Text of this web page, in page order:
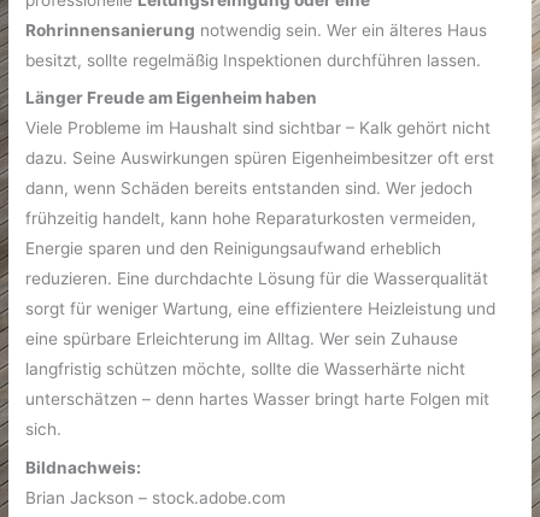
Rohrinnensanierung notwendig sein. Wer ein älteres Haus
besitzt, sollte regelmäßig Inspektionen durchführen lassen.
Länger Freude am Eigenheim haben
Viele Probleme im Haushalt sind sichtbar – Kalk gehört nicht
dazu. Seine Auswirkungen spüren Eigenheimbesitzer oft erst
dann, wenn Schäden bereits entstanden sind. Wer jedoch
frühzeitig handelt, kann hohe Reparaturkosten vermeiden,
Energie sparen und den Reinigungsaufwand erheblich
reduzieren. Eine durchdachte Lösung für die Wasserqualität
sorgt für weniger Wartung, eine effizientere Heizleistung und
eine spürbare Erleichterung im Alltag. Wer sein Zuhause
langfristig schützen möchte, sollte die Wasserhärte nicht
unterschätzen – denn hartes Wasser bringt harte Folgen mit
sich.
Bildnachweis:
Brian Jackson – stock.adobe.com